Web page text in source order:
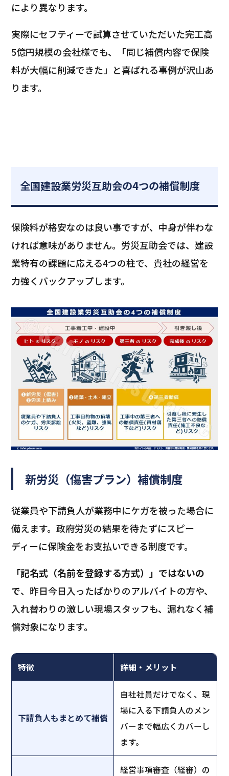
により異なります。
実際にセフティーで試算させていただいた完工高
5億円規模の会社様でも、「同じ補償内容で保険
料が大幅に削減できた」と喜ばれる事例が沢山あ
ります。
全国建設業労災互助会の4つの補償制度
保険料が格安なのは良い事ですが、中身が伴わな
ければ意味がありません。労災互助会では、建設
業特有の課題に応える4つの柱で、貴社の経営を
力強くバックアップします。
新労災（傷害プラン）補償制度
従業員や下請負人が業務中にケガを被った場合に
備えます。政府労災の結果を待たずにスピー
ディーに保険金をお支払いできる制度です。
「記名式（名前を登録する方式）」ではないの
で、昨日今日入ったばかりのアルバイトの方や、
入れ替わりの激しい現場スタッフも、漏れなく補
償対象になります。
特徴 詳細・メリット
下請負人もまとめて補償
自社社員だけでなく、現
場に入る下請負人のメン
バーまで幅広くカバーし
ます。
経営事項審査（経審）の